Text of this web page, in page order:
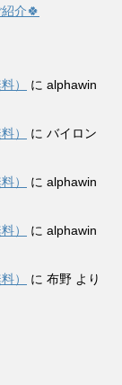
介🍀
） に alphawin
）
に バイロン
）
に alphawin
）
に alphawin
）
に 布野 より